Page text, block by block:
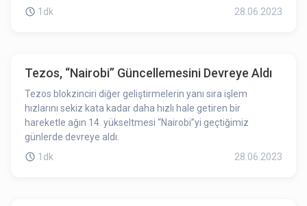
topluluğunu birleştirmek ve Lootverse'i canlandırmak için
1dk 28.06.2023
Tezos, “Nairobi” Güncellemesini Devreye Aldı
Tezos blokzinciri diğer geliştirmelerin yanı sıra işlem
hızlarını sekiz kata kadar daha hızlı hale getiren bir
hareketle ağın 14. yükseltmesi “Nairobi”yi geçtiğimiz
günlerde devreye aldı.
1dk
28.06.2023